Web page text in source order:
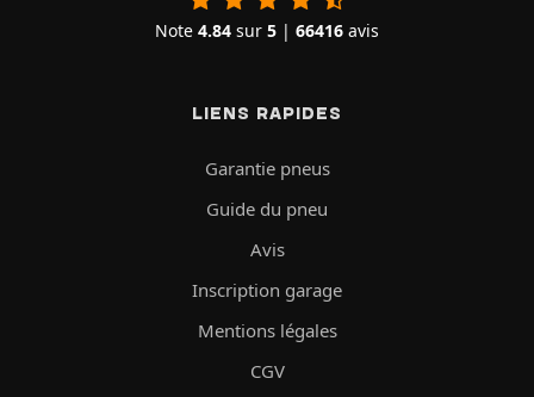
Note 4.84 sur 5 | 66416 avis
LIENS RAPIDES
Garantie pneus
Guide du pneu
Avis
Inscription garage
Mentions légales
CGV